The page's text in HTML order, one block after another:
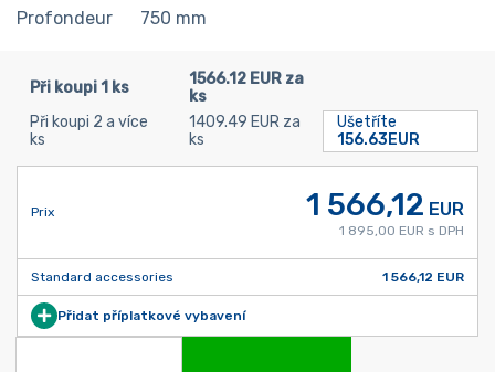
Profondeur
750 mm
Při koupi 1 ks
1566.12 EUR za
ks
Při koupi 2 a více
ks
1409.49 EUR za
ks
Ušetříte
156.63EUR
Prix 1 566,12 EUR
1 895,00 EUR s DPH
Standard accessories 1 566,12 EUR
Přidat příplatkové vybavení